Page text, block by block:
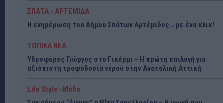
ΣΠΑΤΑ - ΑΡΤΕΜΙΔΑ
Η ενημέρωση του Δήμου Σπάτων Αρτέμιδος… με ένα κλικ!
ΤΟΠΙΚΑ ΝΕΑ
Υδροφόρες Γιώργος στο Πικέρμι – Η πρώτη επιλογή για
αξιόπιστη τροφοδοσία νερού στην Ανατολική Αττική
Life Style -Μόδα